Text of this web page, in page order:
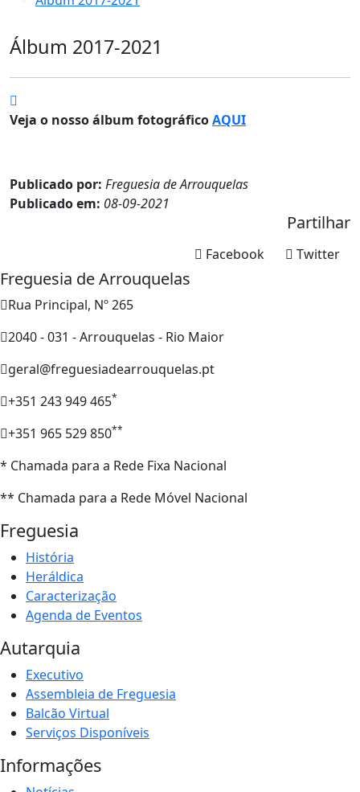
Álbum 2017-2021
Veja o nosso álbum fotográficoAQUI
Publicado por: Freguesia de Arrouquelas
Publicado em: 08-09-2021
Partilhar
Twitter
Facebook
Freguesia de Arrouquelas
Rua Principal, Nº 265
2040 - 031 - Arrouquelas - Rio Maior
geral@freguesiadearrouquelas.pt
+351 243 949 465*
+351 965 529 850**
* Chamada para a Rede Fixa Nacional
** Chamada para a Rede Móvel Nacional
Freguesia
História
Heráldica
Caracterização
Agenda de Eventos
Autarquia
Executivo
Assembleia de Freguesia
Balcão Virtual
Serviços Disponíveis
Informações